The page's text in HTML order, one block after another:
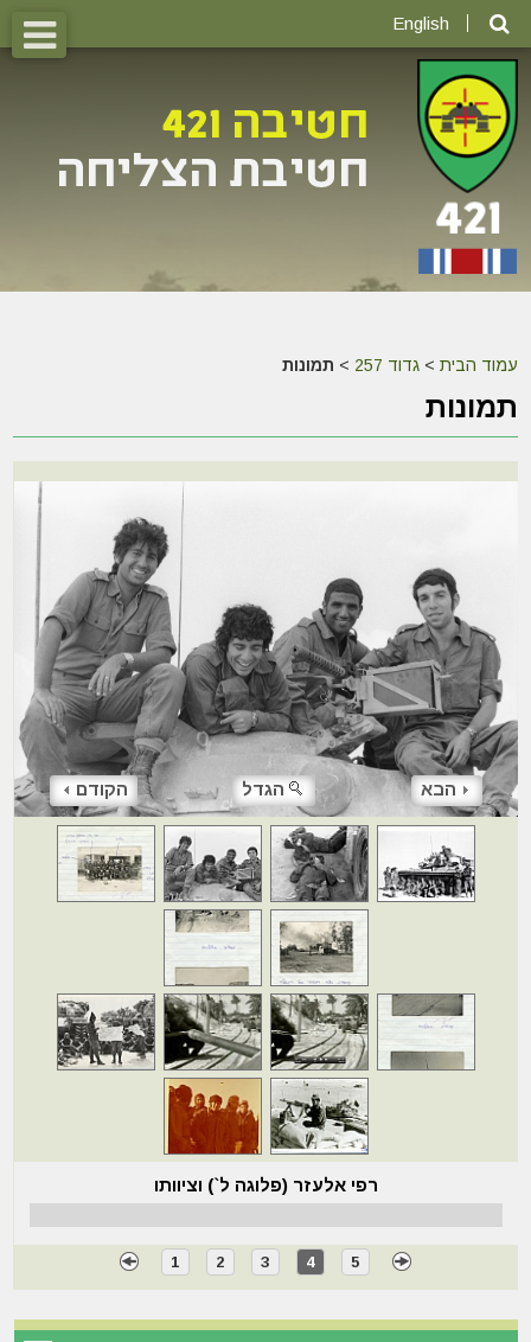
English
עמוד הבית >גדוד 257 > תמונות
תמונות
הקודם הגדל הבא
רפי אלעזר (פלוגה ל`) וציוותו
1 2 3 4 5